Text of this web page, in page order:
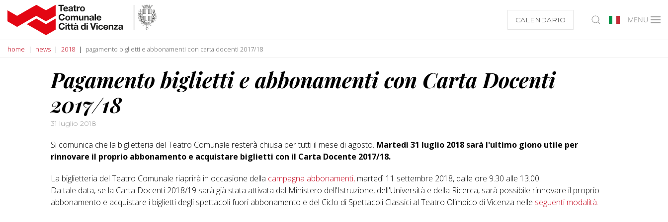
CALENDARIO MENU
home news 2018 pagamento biglietti e abbonamenti con carta docenti 2017/18
Pagamento biglietti e abbonamenti con Carta Docenti
2017/18
31 luglio 2018
Si comunica che la biglietteria del Teatro Comunale resterà chiusa per tutti il mese di agosto. Martedì 31 luglio 2018 sarà l'ultimo giono utile per
rinnovare il proprio abbonamento e acquistare biglietti con il Carta Docente 2017/18.
La biglietteria del Teatro Comunale riaprirà in occasione della campagna abbonamenti, martedì 11 settembre 2018, dalle ore 9.30 alle 13.00.
Da tale data, se la Carta Docenti 2018/19 sarà già stata attivata dal Ministero dell'Istruzione, dell'Università e della Ricerca, sarà possibile rinnovare il proprio
abbonamento e acquistare i biglietti degli spettacoli fuori abbonamento e del Ciclo di Spettacoli Classici al Teatro Olimpico di Vicenza nelle seguenti modalità.